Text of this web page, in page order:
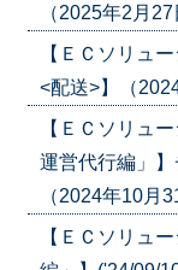
（2025年2月
【ＥＣソリュ
<配送>】（
【ＥＣソリュ
運営代行編」
（2024年10月
【ＥＣソリュ